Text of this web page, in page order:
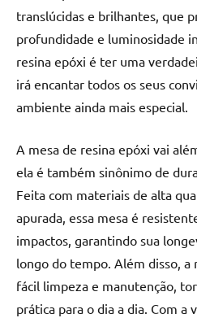
translúcidas e brilhantes, que
profundidade e luminosidade
resina epóxi é ter uma
irá encantar todos os seus
ambiente ainda mais especial.
A mesa de resina epóxi vai
ela é também sinônimo de
Feita com materiais de alta
apurada, essa mesa é
impactos, garantindo sua
longo do tempo. Além disso,
fácil limpeza e manutenção,
prática para o dia a dia. Com a